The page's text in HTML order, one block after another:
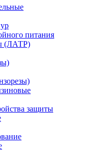
питания
(ЛАТР)
защиты